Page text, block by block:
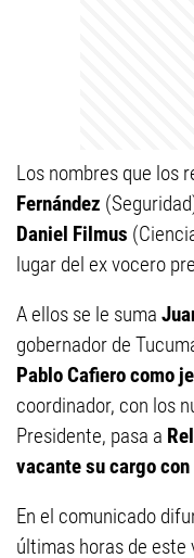
Los nombres que los
Fernández
Daniel Filmus
lugar del ex vocero
A ellos se le suma
gobernador de
Pablo Cafiero como
coordinador, con los
Presidente, pasa a
vacante su cargo
En el comunicado
últimas horas de este